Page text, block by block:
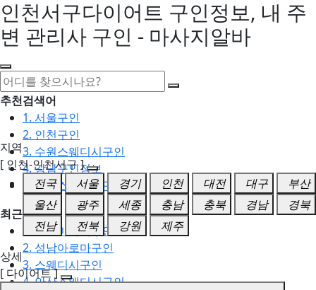
인천서구다이어트 구인정보, 내 주
변 관리사 구인 - 마사지알바
추천검색어
1. 서울구인
2. 인천구인
3. 수원스웨디시구인
4. 강남구인정보
5. 동탄스웨디시구인
최근검색어
1. 일산마사지구인
2. 성남아로마구인
3. 스웨디시구인
4. 안산스웨디시구인
지역
[ 인천-인천서구 ]
전국
서울 경기 인천 대전 대구
부산
울산
광주 세종 충남 충북 경남
경북
전남
전북 강원
제주
상세
[ 다이어트 ]